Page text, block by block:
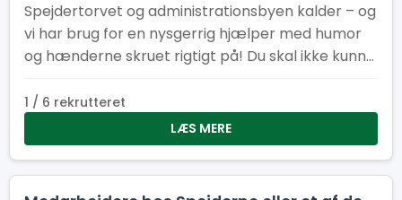
Spejdertorvet og administrationsbyen kalder – og
vi har brug for en nysgerrig hjælper med humor
og hænderne skruet rigtigt på! Du skal ikke kunne
lære, grine og vokse – og som tør stille
spørgsmålet: “Hvad sker der, hvis jeg trykker
her?”
1 / 6 rekrutteret
LÆS MERE